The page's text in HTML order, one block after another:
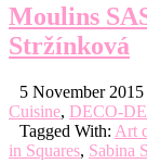
Moulins
Stržínková
5 November 2015
Cuisine, DECO-
Tagged With: Art
in Squares, Sabina